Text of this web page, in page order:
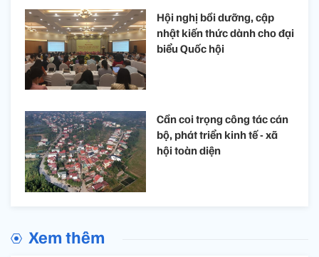
Hội nghị bồi dưỡng, cập
nhật kiến thức dành cho đại
biểu Quốc hội
Cần coi trọng công tác cán
bộ, phát triển kinh tế - xã
hội toàn diện
Xem thêm